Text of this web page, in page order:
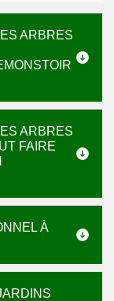
ARBRES
ARBRES
FAIRE
À